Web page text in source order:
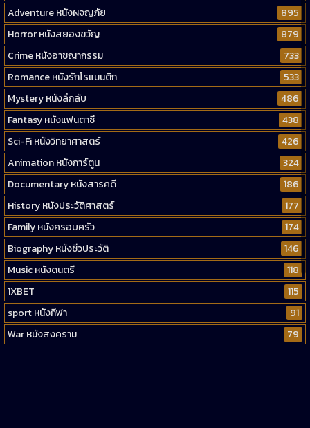
Adventure หนังผจญภัย
895
Horror หนังสยองขวัญ
879
Crime หนังอาชญากรรม
733
Romance หนังรักโรแมนติก
533
Mystery หนังลึกลับ
486
Fantasy หนังแฟนตาซี
438
Sci-Fi หนังวิทยาศาสตร์
426
Animation หนังการ์ตูน
324
Documentary หนังสารคดี
186
History หนังประวัติศาสตร์
177
Family หนังครอบครัว
174
Biography หนังชีวประวัติ
146
Music หนังดนตรี
118
1XBET
115
sport หนังกีฬา
91
War หนังสงคราม
79